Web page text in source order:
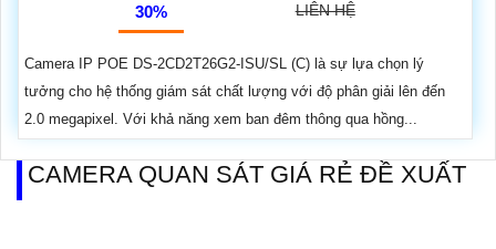
30% LIÊN HỆ
Camera IP POE DS-2CD2T26G2-ISU/SL (C) là sự lựa chọn lý
tưởng cho hệ thống giám sát chất lượng với độ phân giải lên đến
2.0 megapixel. Với khả năng xem ban đêm thông qua hồng...
CAMERA QUAN SÁT GIÁ RẺ ĐỀ XUẤT